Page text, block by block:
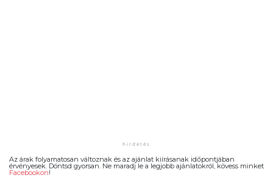
Az árak folyamatosan változnak és az ajánlat kiírásanak időpontjában
érvényesek. Döntsd gyorsan. Ne maradj le a legjobb ajánlatokról, kövess minket
Facebookon!